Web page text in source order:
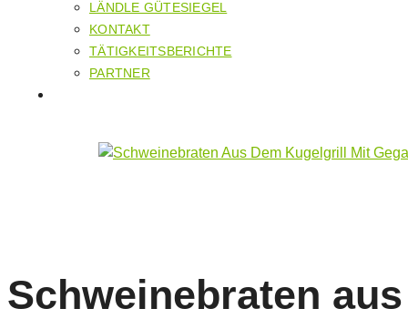
LÄNDLE GÜTESIEGEL
KONTAKT
TÄTIGKEITSBERICHTE
PARTNER
Schweinebraten